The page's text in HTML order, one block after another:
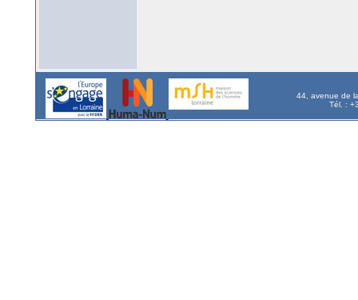
44, avenue de
Tél. :